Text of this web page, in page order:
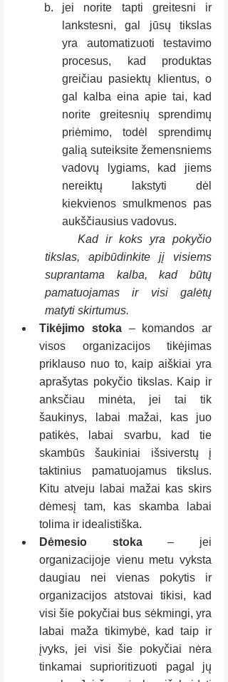
jei norite tapti greitesni ir
lankstesni, gal jūsų tikslas
yra automatizuoti testavimo
procesus, kad produktas
greičiau pasiektų klientus, o
gal kalba eina apie tai, kad
norite greitesnių sprendimų
priėmimo, todėl sprendimų
galią suteiksite žemensniems
vadovų lygiams, kad jiems
nereiktų lakstyti dėl
kiekvienos smulkmenos pas
aukščiausius vadovus.
Kad ir koks yra pokyčio
tikslas, apibūdinkite jį visiems
suprantama kalba, kad būtų
pamatuojamas ir visi galėtų
matyti skirtumus.
Tikėjimo stoka – komandos ar
visos organizacijos tikėjimas
priklauso nuo to, kaip aiškiai yra
aprašytas pokyčio tikslas. Kaip ir
anksčiau minėta, jei tai tik
šaukinys, labai mažai, kas juo
patikės, labai svarbu, kad tie
skambūs šaukiniai išsiverstų į
taktinius pamatuojamus tikslus.
Kitu atveju labai mažai kas skirs
dėmesį tam, kas skamba labai
tolima ir idealistiška.
Dėmesio stoka – jei
organizacijoje vienu metu vyksta
daugiau nei vienas pokytis ir
organizacijos atstovai tikisi, kad
visi šie pokyčiai bus sėkmingi, yra
labai maža tikimybė, kad taip ir
įvyks, jei visi šie pokyčiai nėra
tinkamai suprioritizuoti pagal jų